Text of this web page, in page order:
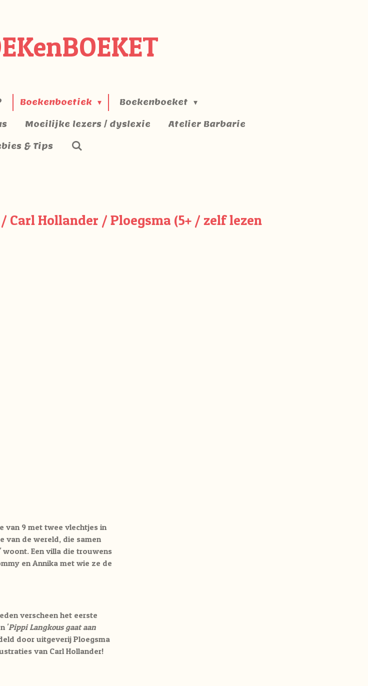
Boekenboetiek Boekenboeket
Moeilijke lezers / dyslexie Atelier Barbarie
& Tips
Hollander / Ploegsma (5+ / zelf lezen
van 9 met twee vlechtjes in
van de wereld, die samen
woont. Een villa die trouwens
en Annika met wie ze de
verscheen het eerste
'Pippi Langkous gaat aan
door uitgeverij Ploegsma
van Carl Hollander!